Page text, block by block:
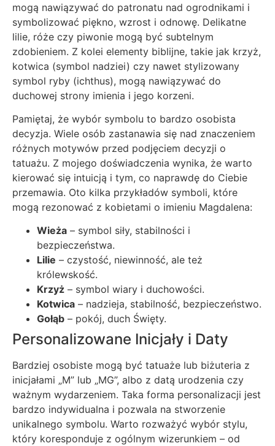
mogą nawiązywać do patronatu nad ogrodnikami i
symbolizować piękno, wzrost i odnowę. Delikatne
lilie, róże czy piwonie mogą być subtelnym
zdobieniem. Z kolei elementy biblijne, takie jak krzyż,
kotwica (symbol nadziei) czy nawet stylizowany
symbol ryby (ichthus), mogą nawiązywać do
duchowej strony imienia i jego korzeni.
Pamiętaj, że wybór symbolu to bardzo osobista
decyzja. Wiele osób zastanawia się nad znaczeniem
różnych motywów przed podjęciem decyzji o
tatuażu. Z mojego doświadczenia wynika, że warto
kierować się intuicją i tym, co naprawdę do Ciebie
przemawia. Oto kilka przykładów symboli, które
mogą rezonować z kobietami o imieniu Magdalena:
Wieża – symbol siły, stabilności i
bezpieczeństwa.
Lilie – czystość, niewinność, ale też
królewskość.
Krzyż – symbol wiary i duchowości.
Kotwica – nadzieja, stabilność, bezpieczeństwo.
Gołąb – pokój, duch Święty.
Personalizowane Inicjały i Daty
Bardziej osobiste mogą być tatuaże lub biżuteria z
inicjałami „M” lub „MG”, albo z datą urodzenia czy
ważnym wydarzeniem. Taka forma personalizacji jest
bardzo indywidualna i pozwala na stworzenie
unikalnego symbolu. Warto rozważyć wybór stylu,
który koresponduje z ogólnym wizerunkiem – od